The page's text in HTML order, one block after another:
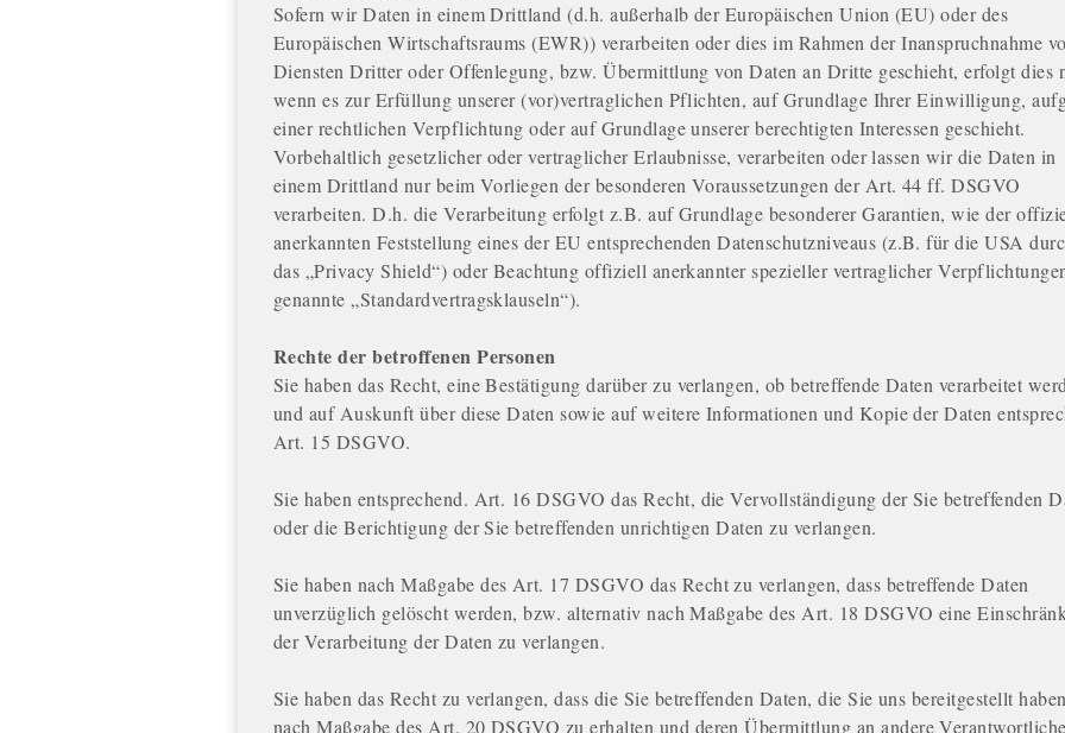
Sofern wir Daten in einem Drittland (d.h. außerhalb der Europäischen Union (EU) oder des
Europäischen Wirtschaftsraums (EWR)) verarbeiten oder dies im Rahmen der Inanspruchnahme
Diensten Dritter oder Offenlegung, bzw. Übermittlung von Daten an Dritte geschieht, erfolgt dies
wenn es zur Erfüllung unserer (vor)vertraglichen Pflichten, auf Grundlage Ihrer Einwilligung,
einer rechtlichen Verpflichtung oder auf Grundlage unserer berechtigten Interessen geschieht.
Vorbehaltlich gesetzlicher oder vertraglicher Erlaubnisse, verarbeiten oder lassen wir die Daten in
einem Drittland nur beim Vorliegen der besonderen Voraussetzungen der Art. 44 ff. DSGVO
verarbeiten. D.h. die Verarbeitung erfolgt z.B. auf Grundlage besonderer Garantien, wie der
anerkannten Feststellung eines der EU entsprechenden Datenschutzniveaus (z.B. für die USA
das „Privacy Shield“) oder Beachtung offiziell anerkannter spezieller vertraglicher
genannte „Standardvertragsklauseln“).
Rechte der betroffenen Personen
Sie haben das Recht, eine Bestätigung darüber zu verlangen, ob betreffende Daten verarbeitet
und auf Auskunft über diese Daten sowie auf weitere Informationen und Kopie der Daten
Art. 15 DSGVO.
Sie haben entsprechend. Art. 16 DSGVO das Recht, die Vervollständigung der Sie betreffenden
oder die Berichtigung der Sie betreffenden unrichtigen Daten zu verlangen.
Sie haben nach Maßgabe des Art. 17 DSGVO das Recht zu verlangen, dass betreffende Daten
unverzüglich gelöscht werden, bzw. alternativ nach Maßgabe des Art. 18 DSGVO eine
der Verarbeitung der Daten zu verlangen.
Sie haben das Recht zu verlangen, dass die Sie betreffenden Daten, die Sie uns bereitgestellt haben
nach Maßgabe des Art. 20 DSGVO zu erhalten und deren Übermittlung an andere